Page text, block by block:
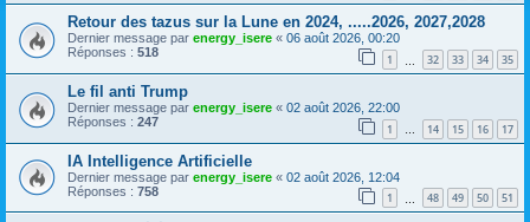
Retour des tazus sur la Lune en 2024, .....2026, 2027,2028
Dernier message par energy_isere « 06 août 2026, 00:20
Réponses : 518 1 32 33 34 35
Le fil anti Trump
Dernier message par energy_isere « 02 août 2026, 22:00
Réponses : 247 1 … 14 15 16 17
IA Intelligence Artificielle
Dernier message par energy_isere « 02 août 2026, 12:04
Réponses : 758 1 48 49 50 51